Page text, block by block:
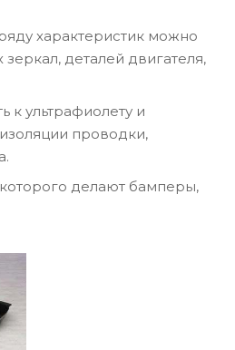
характеристик можно
деталей двигателя,
к ультрафиолету и
проводки,
делают бамперы,